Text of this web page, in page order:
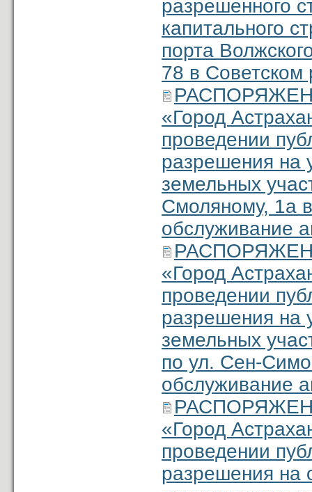
разрешенного
капитального
порта
78 в Советском
«Город
проведении
разрешения на
земельных
Смоляному, 1а
обслуживание
«Город
проведении
разрешения на
земельных
по ул. Сен-
обслуживание
«Город
проведении
разрешения на